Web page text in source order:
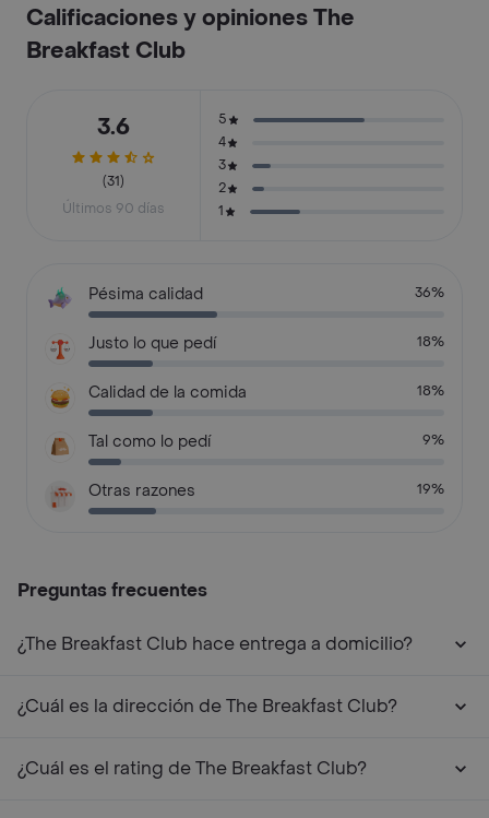
Calificaciones y opiniones The
Breakfast Club
3.6
(31)
Últimos 90 días
5
4
3
2
1
Pésima calidad 36%
Justo lo que pedí 18%
Calidad de la comida 18%
Tal como lo pedí 9%
Otras razones 19%
Preguntas frecuentes
¿The Breakfast Club hace entrega a domicilio?
¿Cuál es la dirección de The Breakfast Club?
¿Cuál es el rating de The Breakfast Club?